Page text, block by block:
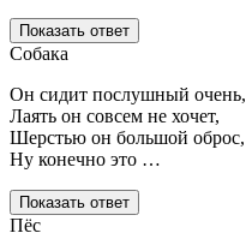
Показать ответ
Собака
Он сидит послушный очень,
Лаять он совсем не хочет,
Шерстью он большой оброс,
Ну конечно это …
Показать ответ
Пёс